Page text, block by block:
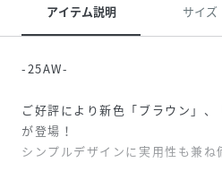
アイテム説明 サイズ
-25AW-
ご好評により新色「ブラウン」、
が登場！
シンプルデザインに実用性も兼ね